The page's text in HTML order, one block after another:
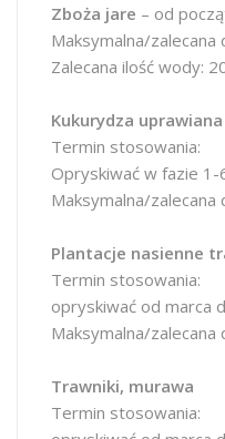
Zboża jare – od
Maksymalna/
Zalecana ilość wody:
Kukurydza
Termin stosowania:
Opryskiwać w fazie 1-
Maksymalna/
Plantacje nasienne
Termin stosowania:
opryskiwać od marca
Maksymalna/
Trawniki, murawa
Termin stosowania: